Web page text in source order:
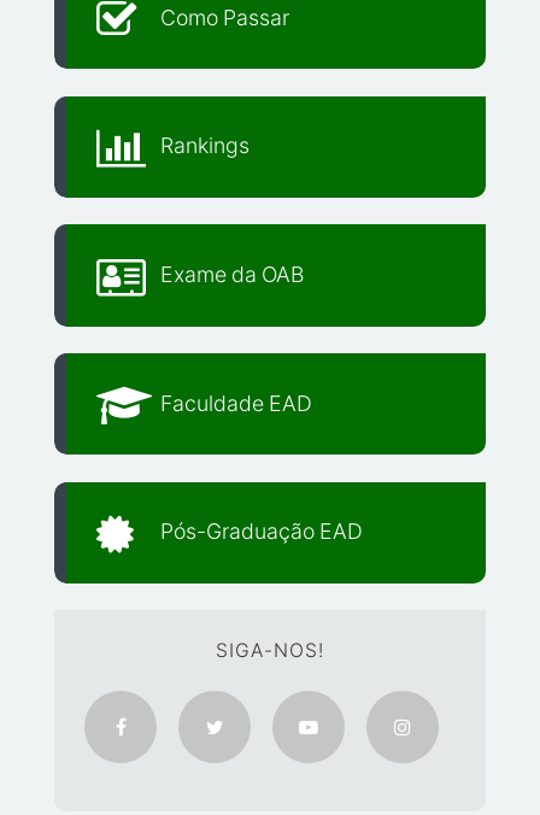
Como Passar
Rankings
Exame da OAB
Faculdade EAD
Pós-Graduação EAD
SIGA-NOS!